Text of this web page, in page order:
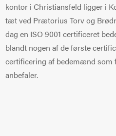
kontor i Christiansfeld ligger i
tæt ved Prætorius Torv og
dag en ISO 9001 certificeret
blandt nogen af de første
certificering af bedemænd
anbefaler.